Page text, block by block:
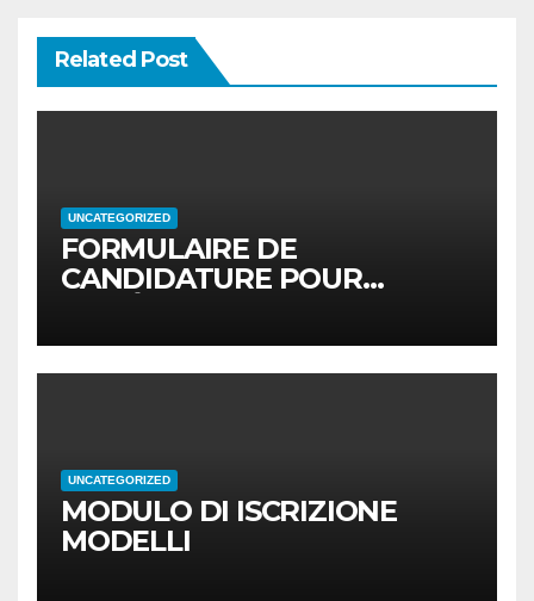
Related Post
UNCATEGORIZED
FORMULAIRE DE
CANDIDATURE POUR
UNCATEGORIZED
MODULO DI ISCRIZIONE
MODELLI